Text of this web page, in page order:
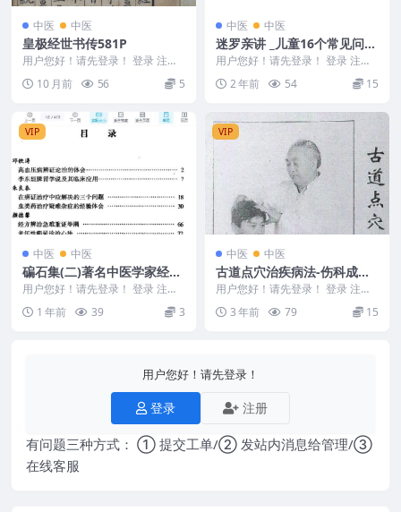
中医 中医
皇极经世书传581P
用户您好！请先登录！ 登录 注册
皇极经世书传581P 2509344 皇极
经世...10 月前 56 5
中医 中医
迷罗亲讲 _儿童16个常见问题
理疗课 _ 童蒙养壮
用户您好！请先登录！ 登录 注册
迷罗亲讲 _儿童16个常见问题理疗
课 _ 童蒙...
2 年前 54 15
VIP
中医 中医
碥石集(二)著名中医学家经验
传薪.pdf
用户您好！请先登录！ 登录 注册
2505400-282 碥石集(二)著名中医
学...1 年前 39 3
VIP
中医 中医
古道点穴治疾病法-伤科成药
与方剂电子版
用户您好！请先登录！ 登录 注册
古道点穴治疾病法-伤科成药与方
剂电子版 Y23...
3 年前 79 15
用户您好！请先登录！
登录 注册
有问题三种方式： ① 提交工单/② 发站内消息给管理/③
在线客服